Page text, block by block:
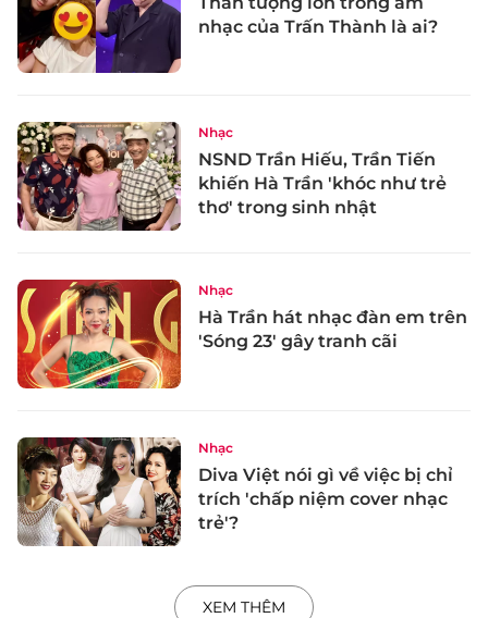
nhạc của Trấn Thành là ai?
Nhạc
NSND Trần Hiếu, Trần Tiến
khiến Hà Trần 'khóc như trẻ
thơ' trong sinh nhật
Nhạc
Hà Trần hát nhạc đàn em trên
'Sóng 23' gây tranh cãi
Nhạc
Diva Việt nói gì về việc bị chỉ
trích 'chấp niệm cover nhạc
trẻ'?
XEM THÊM